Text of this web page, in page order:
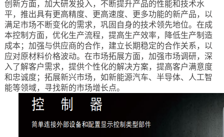
创新方面，加大研发投入，不断提升产品的性能和技术水
平，推出具有更高精度、更高速度、更多功能的新产品，以
满足市场不断变化的需求，巩固自身的技术领先地位。在成
本控制方面，优化生产流程，提高生产效率，降低生产制造
成本；加强与供应商的合作，建立长期稳定的合作关系，以
应对原材料价格波动。在市场拓展方面，加强市场调研，深
入了解客户需求，提供个性化的解决方案，提高客户满意度
和忠诚度；拓展新兴市场，如新能源汽车、半导体、人工智
能等领域，寻找新的市场增长点。